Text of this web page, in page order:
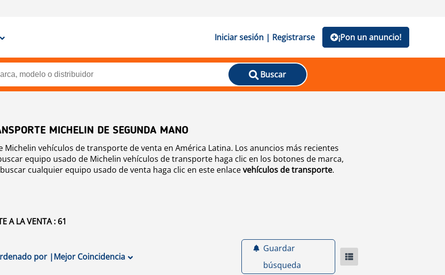
Iniciar sesión | Registrarse ¡Pon un anuncio!
Buscar
MICHELIN DE SEGUNDA MANO
vehículos de transporte de venta en América Latina. Los anuncios más recientes
equipo usado de Michelin vehículos de transporte haga clic en los botones de marca,
cualquier equipo usado de venta haga clic en este enlacevehículos de transporte.
A LA VENTA : 61
por |Mejor Coincidencia
Guardar
búsqueda